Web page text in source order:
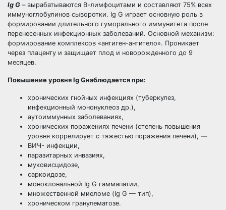
Ig G – вырабатываются В-лимфоцитами и составляют 75% всех
иммуноглобулинов сыворотки. Ig G играет основную роль в
формировании длительного гуморального иммунитета после
перенесенных инфекционных заболеваний. Основной механизм:
формирование комплексов «антиген-антитело». Проникает
через плаценту и защищает плод и новорожденного до 9
месяцев.
Повышение уровня Ig Gнаблюдается при:
хронических гнойных инфекциях (туберкулез,
инфекционный мононуклеоз др.),
аутоиммунных заболеваниях,
хронических поражениях печени (степень повышения
уровня коррелирует с тяжестью поражения печени), —
ВИЧ- инфекции,
паразитарных инвазиях,
муковисцидозе,
саркоидозе,
моноклональной Ig G гаммапатии,
множественной миеломе (Ig G — тип),
хроническом гранулематозе.